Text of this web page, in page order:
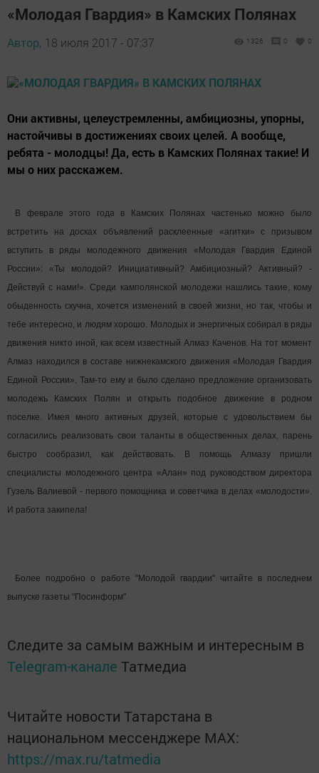
«Молодая Гвардия» в Камских Полянах
Автор, 18 июля 2017 - 07:37 1326 0 0
Они активны, целеустремленны, амбициозны, упорны,
настойчивы в достижениях своих целей. А вообще,
ребята - молодцы! Да, есть в Камских Полянах такие! И
мы о них расскажем.
В феврале этого года в Камских Полянах частенько можно было
встретить на досках объявлений расклеенные «агитки» с призывом
вступить в ряды молодежного движения «Молодая Гвардия Единой
России»: «Ты молодой? Инициативный? Амбициозный? Активный? -
Действуй с нами!». Среди камполянской молодежи нашлись такие, кому
обыденность скучна, хочется изменений в своей жизни, но так, чтобы и
тебе интересно, и людям хорошо. Молодых и энергичных собирал в ряды
движения никто иной, как всем известный Алмаз Каченов. На тот момент
Алмаз находился в составе нижнекамского движения «Молодая Гвардия
Единой России». Там-то ему и было сделано предложение организовать
молодежь Камских Полян и открыть подобное движение в родном
поселке. Имея много активных друзей, которые с удовольствием бы
согласились реализовать свои таланты в общественных делах, парень
быстро сообразил, как действовать. В помощь Алмазу пришли
специалисты молодежного центра «Алан» под руководством директора
Гузель Валиевой - первого помощника и советчика в делах «молодости».
И работа закипела!
Более подробно о работе "Молодой гвардии" читайте в последнем
выпуске газеты "Посинформ"
Следите за самым важным и интересным в
Telegram-канале Татмедиа
Читайте новости Татарстана в
национальном мессенджере MАХ:
https://max.ru/tatmedia